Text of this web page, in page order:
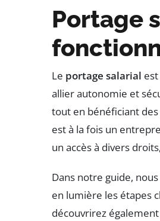
Portage
Le portage salarial
allier autonomie et
tout en bénéficiant
est à la fois un
un accès à divers
Dans notre guide,
en lumière les étapes
découvrirez